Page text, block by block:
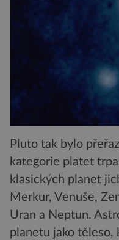
Pluto tak bylo
kategorie platet
klasických planet
Merkur, Venuše,
Uran a Neptun.
planetu jako těleso,